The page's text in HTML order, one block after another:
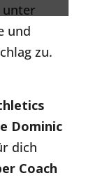
unter
und
zu.
Dominic
dich
Coach